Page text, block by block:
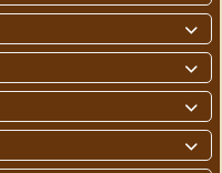



